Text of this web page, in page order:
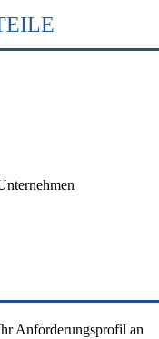
Anforderungsprofil an